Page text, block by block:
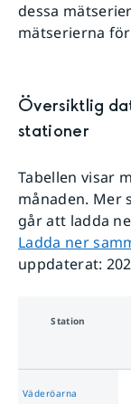
dessa
mätserierna
Översiktlig
stationer
Tabellen visar
månaden. Mer
går att ladda
Ladda ner
uppdaterat:
Station
Väderöarna